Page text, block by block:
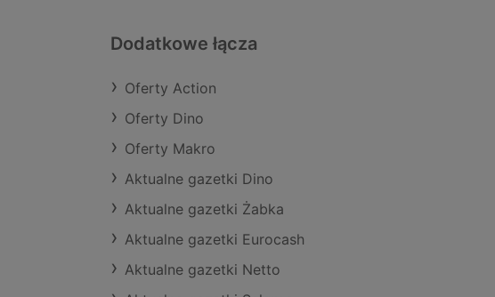
Dodatkowe łącza
Oferty Action
Oferty Dino
Oferty Makro
Aktualne gazetki Dino
Aktualne gazetki Żabka
Aktualne gazetki Eurocash
Aktualne gazetki Netto